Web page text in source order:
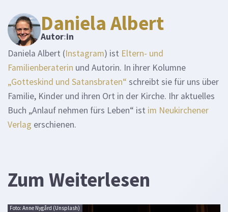
Daniela Albert
Autor:in
Daniela Albert (Instagram) ist Eltern- und
Familienberaterin und Autorin. In ihrer Kolumne
„Gotteskind und Satansbraten“ schreibt sie für uns über
Familie, Kinder und ihren Ort in der Kirche. Ihr aktuelles
Buch „Anlauf nehmen fürs Leben“ ist im Neukirchener
Verlag erschienen.
Zum Weiterlesen
Foto: Anne Nygård (Unsplash)